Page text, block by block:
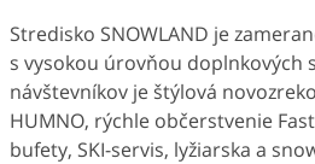
Stredisko SNOWLAND je
s vysokou úrovňou doplnkových
návštevníkov je štýlová
HUMNO, rýchle občerstvenie
bufety, SKI-servis, lyžiarska a